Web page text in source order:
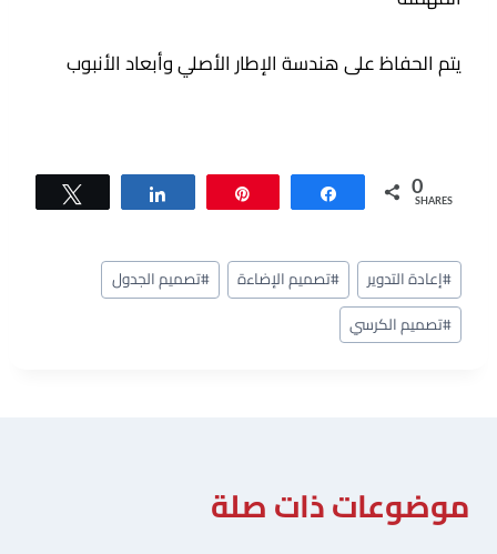
يتم الحفاظ على هندسة الإطار الأصلي وأبعاد الأنبوب
Share 0
SHARES
وسوم
المقال:
#إعادة التدوير #تصميم الإضاءة #تصميم الجدول
#تصميم الكرسي
موضوعات ذات صلة